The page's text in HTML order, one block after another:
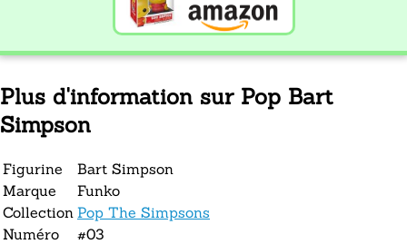
Plus d'information sur Pop Bart
Simpson
Figurine
Bart Simpson
Marque
Funko
Collection Pop The Simpsons
Numéro
#03